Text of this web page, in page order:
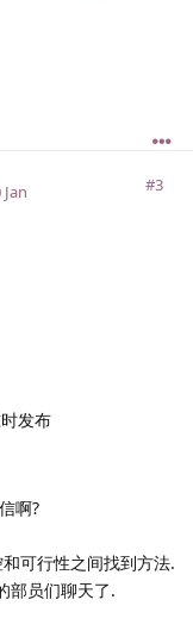
#3
Jan
发布
啊?
可行性之间找到方法.
部员们聊天了.